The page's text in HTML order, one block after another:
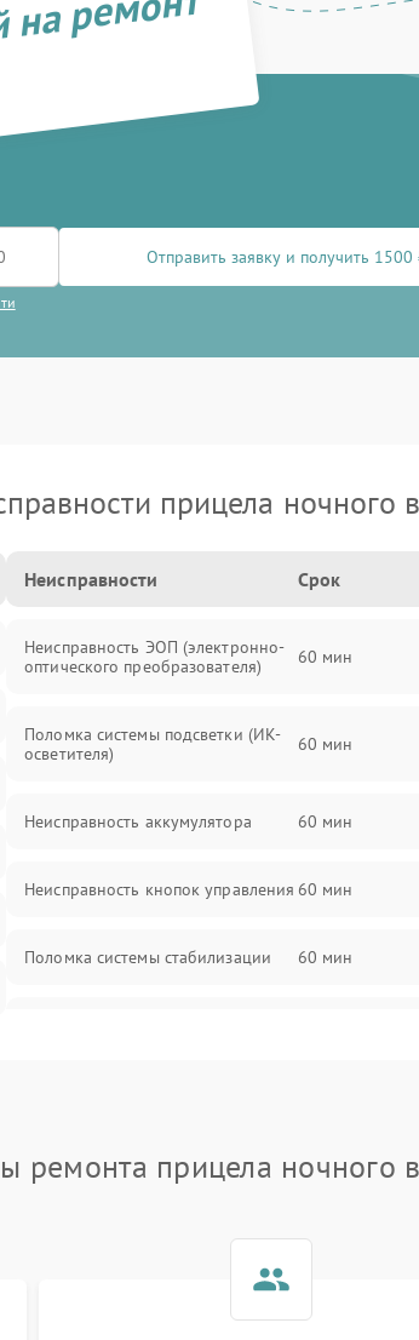
ремонт
Отправить заявку и получить 1500
прицела ночного
Неисправности Срок
Неисправность ЭОП (электронно-
оптического преобразователя)
60 мин
Поломка системы подсветки (ИК-
осветителя)
60 мин
Неисправность аккумулятора 60 мин
Неисправность кнопок управления 60 мин
Поломка системы стабилизации 60 мин
Повреждение системы защиты от
ремонта прицела ночного